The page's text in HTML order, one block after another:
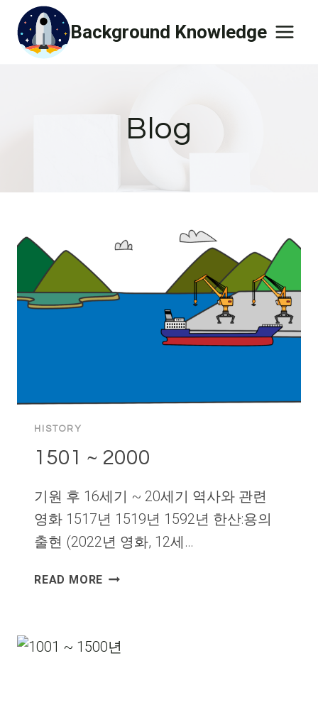
Skip
content
Background Knowledge
Blog
HISTORY
1501 ~ 2000
기원 후 16세기 ~ 20세기 역사와 관련
영화 1517년 1519년 1592년 한산:용의
출현 (2022년 영화, 12세…
READ MORE 1501